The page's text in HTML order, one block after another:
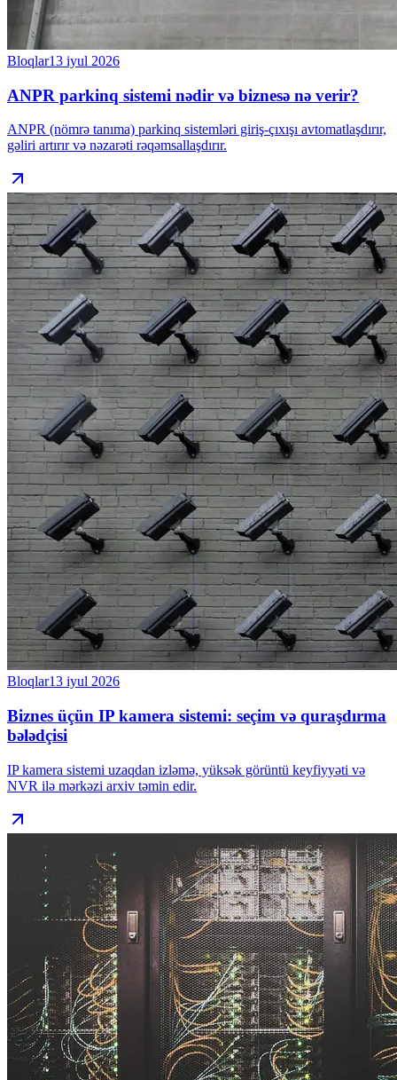
Bloqlar13 iyul 2026
ANPR parkinq sistemi nədir və biznesə nə verir?
ANPR (nömrə tanıma) parkinq sistemləri giriş-çıxışı avtomatlaşdırır,
gəliri artırır və nəzarəti rəqəmsallaşdırır.
Bloqlar13 iyul 2026
Biznes üçün IP kamera sistemi: seçim və quraşdırma
bələdçisi
IP kamera sistemi uzaqdan izləmə, yüksək görüntü keyfiyyəti və
NVR ilə mərkəzi arxiv təmin edir.